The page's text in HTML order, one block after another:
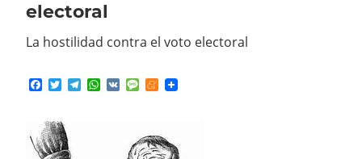
electoral
La hostilidad contra el voto electoral
Facebook
TwitterTelegram
WhatsApp
VK MessageMeneame